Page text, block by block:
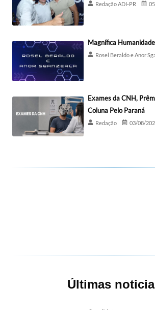
Redação ADI-PR
Magnífica
Rosel Beraldo e Anor
Exames da CNH,
Coluna Pelo Paraná
Redação 03/08/
Últimas